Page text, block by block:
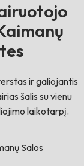
ir galiojantis
šalis su vienu
laikotarpį.
Salos